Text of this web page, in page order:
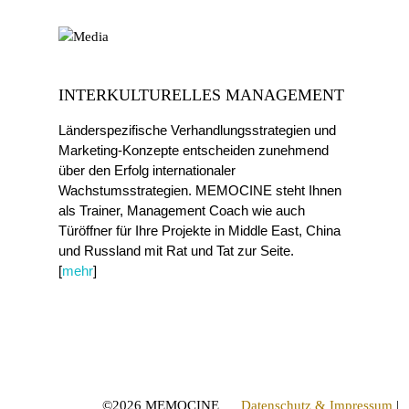
INTERKULTURELLES MANAGEMENT
Länderspezifische Verhandlungsstrategien und
Marketing-Konzepte entscheiden zunehmend
über den Erfolg internationaler
Wachstumsstrategien. MEMOCINE steht Ihnen
als Trainer, Management Coach wie auch
Türöffner für Ihre Projekte in Middle East, China
und Russland mit Rat und Tat zur Seite.
[mehr]
©2026 MEMOCINEDatenschutz & Impressum |